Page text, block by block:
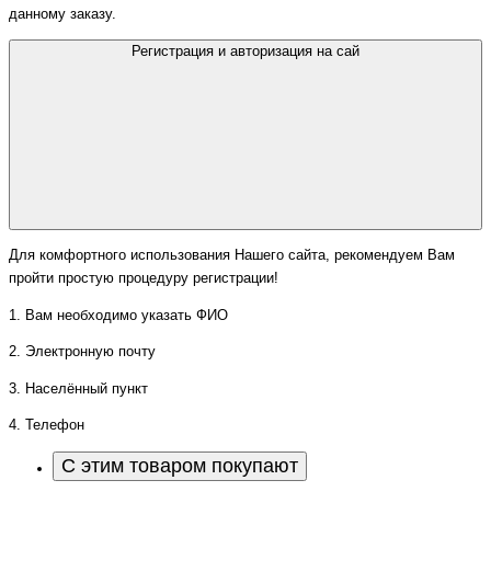
данному заказу.
Регистрация и авторизация на сай
Для комфортного использования Нашего сайта, рекомендуем Вам
пройти простую процедуру регистрации!
1. Вам необходимо указать ФИО
2. Электронную почту
3. Населённый пункт
4. Телефон
С этим товаром покупают